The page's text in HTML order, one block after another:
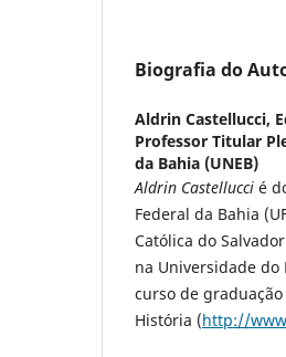
Biografia do
Aldrin Castellucci,
Professor Titular
da Bahia (UNEB)
Aldrin Castellucci é
Federal da Bahia
Católica do
na Universidade do
curso de
História (http://